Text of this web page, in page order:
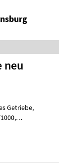
neu
Getriebe,